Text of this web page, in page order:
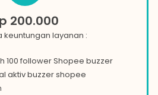
200.000
keuntungan layanan :
100 follower Shopee buzzer
aktiv buzzershopee